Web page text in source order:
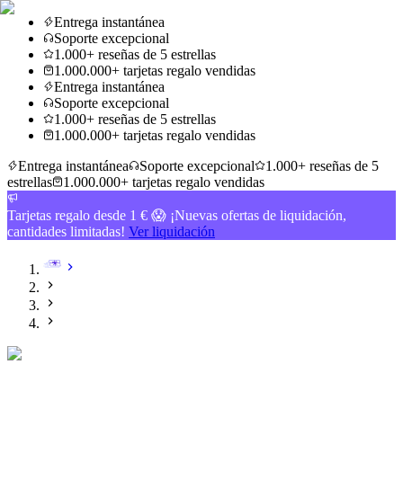
Entrega instantánea
Soporte excepcional
1.000+ reseñas de 5 estrellas
1.000.000+ tarjetas regalo vendidas
Entrega instantánea
Soporte excepcional
1.000+ reseñas de 5 estrellas
1.000.000+ tarjetas regalo vendidas
Entrega instantánea
Soporte excepcional
1.000+ reseñas de 5
estrellas
1.000.000+ tarjetas regalo vendidas
Tarjetas regalo desde 1 € 😱 ¡Nuevas ofertas de liquidación,
cantidades limitadas! Ver liquidación